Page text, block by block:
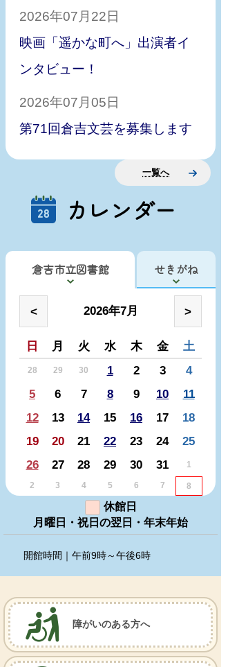
一覧へ
2026年07月22日
映画「遥かな町へ」出演者イ
ンタビュー！
2026年07月05日
第71回倉吉文芸を募集します
カレンダー
倉吉市立図書館 せきがね
< 2026年7月 >
日 月 火 水 木 金 土
28 29 30 1 2 3
4
5
6 7 8 9 10
11
12
13 14 15 16 17
18
19
20 21 22 23 24
25
26
27 28 29 30 31 1
2 3 4 5 6 7 8
休館日
月曜日・祝日の翌日・年末年始
開館時間｜午前9時～午後6時
障がいのある方へ